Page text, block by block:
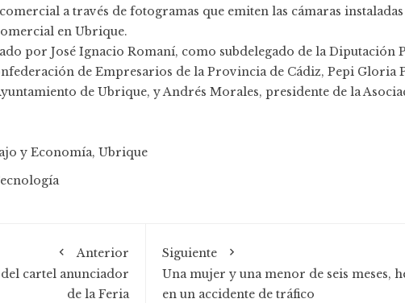
a través de fotogramas que emiten las cámaras
en Ubrique.
por José Ignacio Romaní, como subdelegado de la Diputación
de Empresarios de la Provincia de Cádiz, Pepi Gloria
de Ubrique, y Andrés Morales, presidente de la
y Economía, Ubrique
Anterior
cartel anunciador
de la Feria
Siguiente
Una mujer y una menor de seis meses,
en un accidente de tráfico